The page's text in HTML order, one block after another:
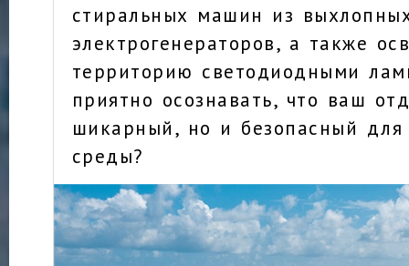
стиральных машин из
электрогенераторов, а также
территорию светодиодными
приятно осознавать, что ваш
шикарный, но и безопасный
среды?